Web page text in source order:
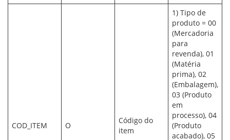
COD_ITEM O
Código do
item
1) Tipo de
produto = 00
(Mercadoria
para
revenda), 01
(Matéria
prima), 02
(Embalagem),
03 (Produto
em
processo), 04
(Produto
acabado), 05